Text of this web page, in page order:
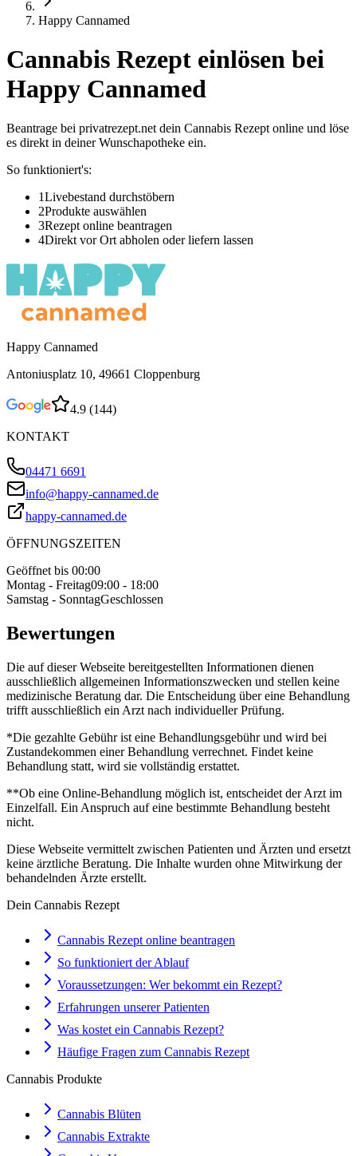
Happy Cannamed
Cannabis Rezept einlösen bei
Happy Cannamed
Beantrage bei privatrezept.net dein Cannabis Rezept online und löse
es direkt in deiner Wunschapotheke ein.
So funktioniert's:
1Livebestand durchstöbern
2Produkte auswählen
3Rezept online beantragen
4Direkt vor Ort abholen oder liefern lassen
Happy Cannamed
Antoniusplatz 10, 49661 Cloppenburg
4.9 (144)
KONTAKT
04471 6691
info@happy-cannamed.de
happy-cannamed.de
ÖFFNUNGSZEITEN
Geöffnet bis 00:00
Montag - Freitag09:00 - 18:00
Samstag - SonntagGeschlossen
Bewertungen
Die auf dieser Webseite bereitgestellten Informationen dienen
ausschließlich allgemeinen Informationszwecken und stellen keine
medizinische Beratung dar. Die Entscheidung über eine Behandlung
trifft ausschließlich ein Arzt nach individueller Prüfung.
*Die gezahlte Gebühr ist eine Behandlungsgebühr und wird bei
Zustandekommen einer Behandlung verrechnet. Findet keine
Behandlung statt, wird sie vollständig erstattet.
**Ob eine Online-Behandlung möglich ist, entscheidet der Arzt im
Einzelfall. Ein Anspruch auf eine bestimmte Behandlung besteht
nicht.
Diese Webseite vermittelt zwischen Patienten und Ärzten und ersetzt
keine ärztliche Beratung. Die Inhalte wurden ohne Mitwirkung der
behandelnden Ärzte erstellt.
Dein Cannabis Rezept
Cannabis Rezept online beantragen
So funktioniert der Ablauf
Voraussetzungen: Wer bekommt ein Rezept?
Erfahrungen unserer Patienten
Was kostet ein Cannabis Rezept?
Häufige Fragen zum Cannabis Rezept
Cannabis Produkte
Cannabis Blüten
Cannabis Extrakte